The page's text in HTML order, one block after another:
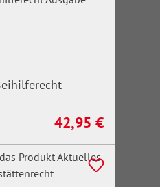
Regulärer Preis:
42,95 €